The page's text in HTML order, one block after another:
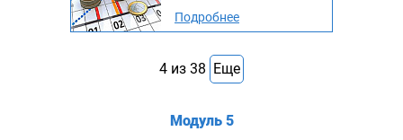
Подробнее
4 из 38 Еще
Модуль 5